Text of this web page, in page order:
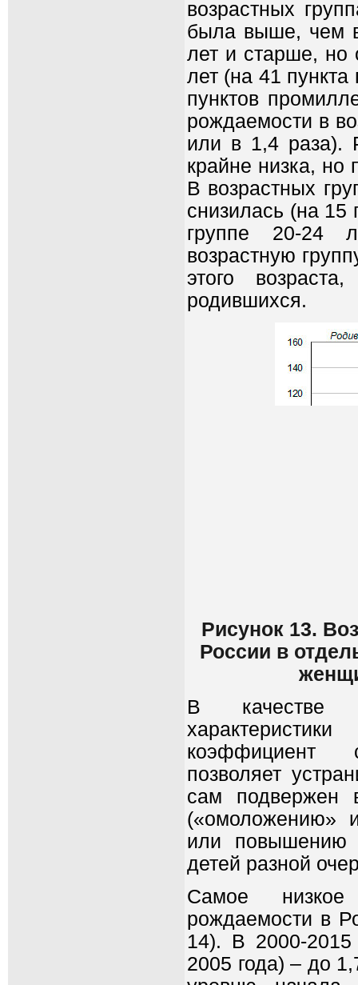
возрастных
была выше, чем в
лет и старше, но
лет (на 41
пунктов
рождаемости в
или в 1,4 раза).
крайне низка,
В возрастных
снизилась (на 15
группе 20-24
возрастную
этого
родившихся.
Рисунок 13.
России в
В качестве
коэффициент
позволяет
сам подвержен
(«омоложению»
или повышению
детей разной
Самое низкое
рождаемости в
14). В 2000-2015
2005 года) – до